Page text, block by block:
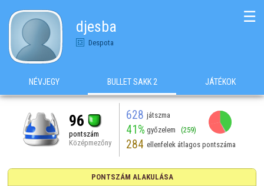
djesba
Despota
☰
NÉVJEGY BULLET SAKK 2 JÁTÉKOK
96
pontszám
Középmezőny
628 játszma
41% győzelem (259)
284 ellenfelek átlagos pontszáma
PONTSZÁM ALAKULÁSA